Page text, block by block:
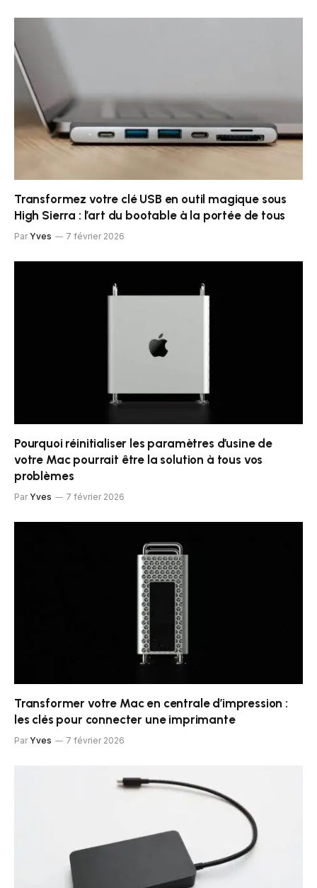
Transformez votre clé USB en outil magique sous
High Sierra : l’art du bootable à la portée de tous
Par Yves 7 février 2026
Pourquoi réinitialiser les paramètres d’usine de
votre Mac pourrait être la solution à tous vos
problèmes
Par Yves 7 février 2026
Transformer votre Mac en centrale d’impression :
les clés pour connecter une imprimante
Par Yves 7 février 2026